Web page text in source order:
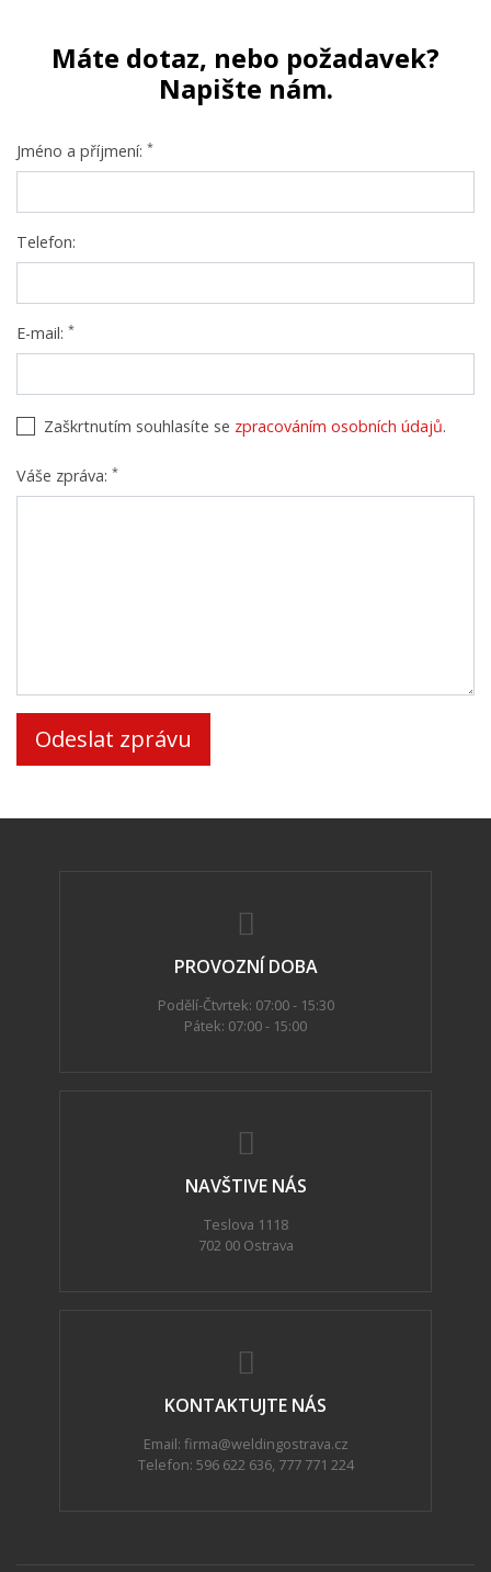
Máte dotaz, nebo požadavek?
Napište nám.
Jméno a příjmení: *
Telefon:
E-mail: *
Zaškrtnutím souhlasíte se zpracováním osobních údajů.
Váše zpráva: *
PROVOZNÍ DOBA
Podělí-Čtvrtek: 07:00 - 15:30
Pátek: 07:00 - 15:00
NAVŠTIVE NÁS
Teslova 1118
702 00 Ostrava
KONTAKTUJTE NÁS
Email: firma@weldingostrava.cz
Telefon: 596 622 636, 777 771 224